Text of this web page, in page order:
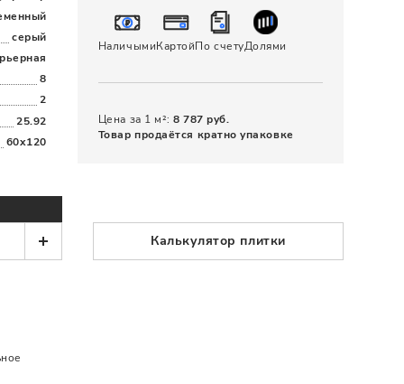
серый
8
2
25.92
60x120
НаличымиКартойПо счетуДолями
Цена за 1 м²: 8 787 руб.
Товар продаётся кратно упаковке
Калькулятор плитки